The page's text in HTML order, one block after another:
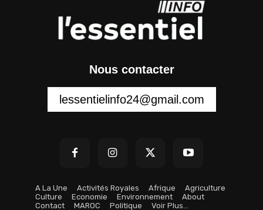
Nous contacter
lessentielinfo24@gmail.com
A La Une Activités Royales Afrique
Agriculture
Culture
Economie Environnement
About
Contact
MAROC Politique Voir Plus…